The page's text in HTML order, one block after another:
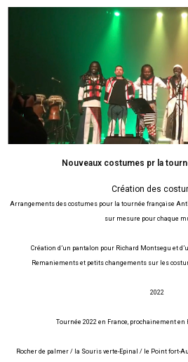
Skip
Nouveaux costumes pr la
Création des
Arrangements des costumes pour la tournée française
sur mesure pour chaque
Création d’un pantalon pour Richard Montsegu et
Remaniements et petits changements sur les
2022
Tournée 2022 en France, prochainement en
Rocher de palmer / la Souris verte-Epinal / le Point fort-